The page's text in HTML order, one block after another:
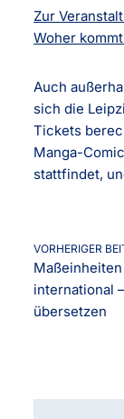
Zur
Woher
Auch
sich die
Tickets
Manga-
stattfindet,
VORHERIGER
Maßeinheiten
international
übersetzen